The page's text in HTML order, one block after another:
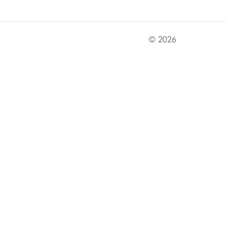
© 2026